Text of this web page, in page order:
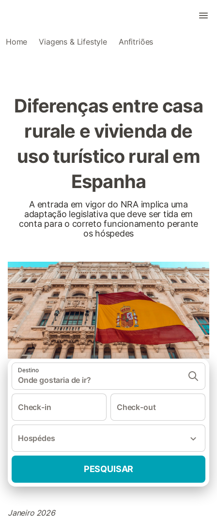
Home Viagens & Lifestyle Anfitriões
Diferenças entre casa
rurale e vivienda de
uso turístico rural em
Espanha
A entrada em vigor do NRA implica uma
adaptação legislativa que deve ser tida em
conta para o correto funcionamento perante
os hóspedes
Destino
Onde gostaria de ir?
Check-in Check-out
Hospédes
PESQUISAR
Janeiro 2026